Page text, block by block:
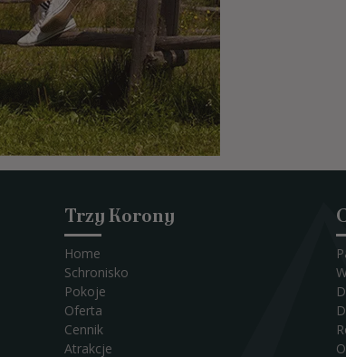
Trzy Korony
Home
Schronisko
Pokoje
Oferta
Cennik
Atrakcje